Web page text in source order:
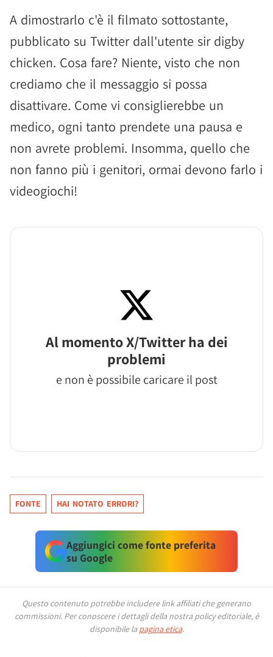
A dimostrarlo c'è il filmato sottostante,
pubblicato su Twitter dall'utente sir digby
chicken. Cosa fare? Niente, visto che non
crediamo che il messaggio si possa
disattivare. Come vi consiglierebbe un
medico, ogni tanto prendete una pausa e
non avrete problemi. Insomma, quello che
non fanno più i genitori, ormai devono farlo i
videogiochi!
Al momento X/Twitter ha dei
problemi
e non è possibile caricare il post
FONTE HAI NOTATO ERRORI?
Aggiungici come fonte preferita
su Google
Questo contenuto potrebbe includere link affiliati che generano
commissioni. Per conoscere i dettagli della nostra policy editoriale, è
disponibile la pagina etica.